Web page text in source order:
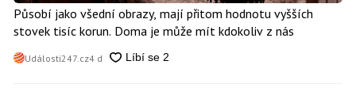
Působí jako všední obrazy, mají přitom hodnotu vyšších
stovek tisíc korun. Doma je může mít kdokoliv z nás
Události247.cz4 d